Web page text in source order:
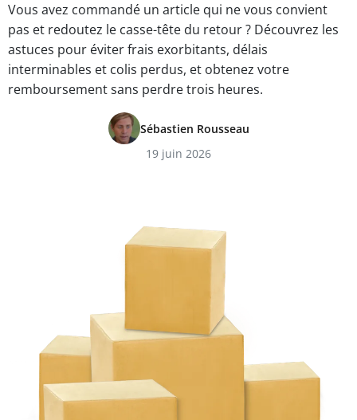
Vous avez commandé un article qui ne vous convient
pas et redoutez le casse-tête du retour ? Découvrez les
astuces pour éviter frais exorbitants, délais
interminables et colis perdus, et obtenez votre
remboursement sans perdre trois heures.
Sébastien Rousseau
19 juin 2026